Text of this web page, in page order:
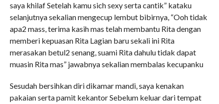
saya khilaf Setelah kamu sich sexy serta cantik” kataku
selanjutnya sekalian mengecup lembut bibirnya, “Ooh tidak
apa2 mass, terima kasih mas telah membantu Rita dengan
memberi kepuasan Rita Lagian baru sekali ini Rita
merasakan betul2 senang, suami Rita dahulu tidak dapat
muasin Rita mas” jawabnya sekalian membalas kecupanku
Sesudah bersihkan diri dikamar mandi, saya kenakan
pakaian serta pamit kekantor Sebelum keluar dari tempat